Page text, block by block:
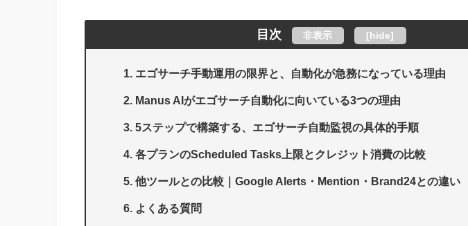
目次 非表示 [hide]
エゴサーチ手動運用の限界と、自動化が急務になっている理由
Manus AIがエゴサーチ自動化に向いている3つの理由
5ステップで構築する、エゴサーチ自動監視の具体的手順
各プランのScheduled Tasks上限とクレジット消費の比較
他ツールとの比較｜Google Alerts・Mention・Brand24との違い
よくある質問